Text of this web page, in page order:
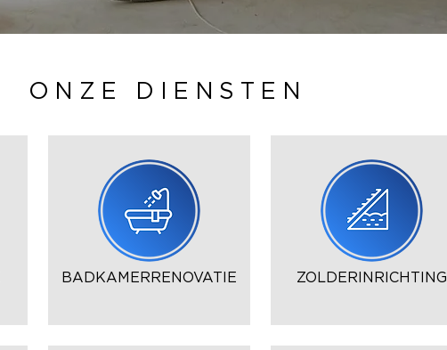
ONZE DIENSTEN
BADKAMERRENOVATIE ZOLDERINRICHTING